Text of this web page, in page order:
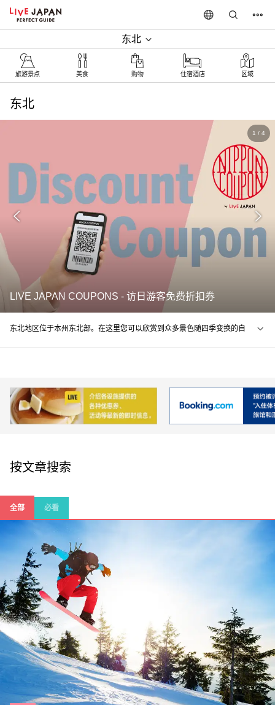
东北
旅游景点 美食 购物 住宿酒店 区域
东北
LIVE JAPAN COUPONS - 访日游客免费折扣券
1 / 4
东北地区位于本州东北部。在这里您可以欣赏到众多景色随四季变换的自
按文章搜索
全部 必看